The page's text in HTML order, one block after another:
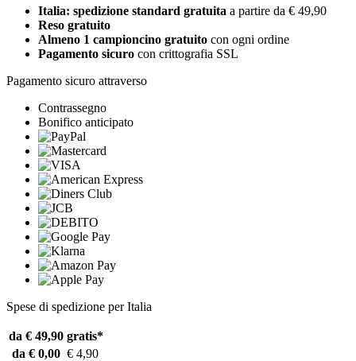
Italia: spedizione standard gratuita a partire da € 49,90
Reso gratuito
Almeno 1 campioncino gratuito con ogni ordine
Pagamento sicuro con crittografia SSL
Pagamento sicuro attraverso
Contrassegno
Bonifico anticipato
Spese di spedizione per Italia
da € 49,90 gratis*
da € 0,00 € 4,90